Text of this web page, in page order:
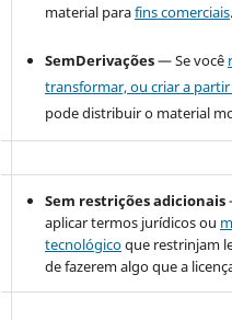
material parafins comerciais.
SemDerivações— Se você
transformar, ou criar a
pode distribuir o material
Sem restrições adicionais
aplicar termos jurídicos ou
tecnológicoque restrinjam
de fazerem algo que a